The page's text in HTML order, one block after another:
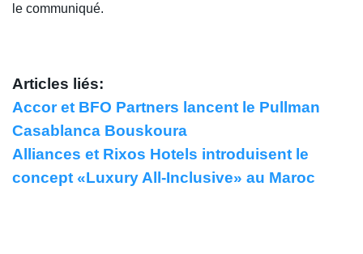
le communiqué.
Articles liés:
Accor et BFO Partners lancent le Pullman
Casablanca Bouskoura
Alliances et Rixos Hotels introduisent le
concept «Luxury All-Inclusive» au Maroc